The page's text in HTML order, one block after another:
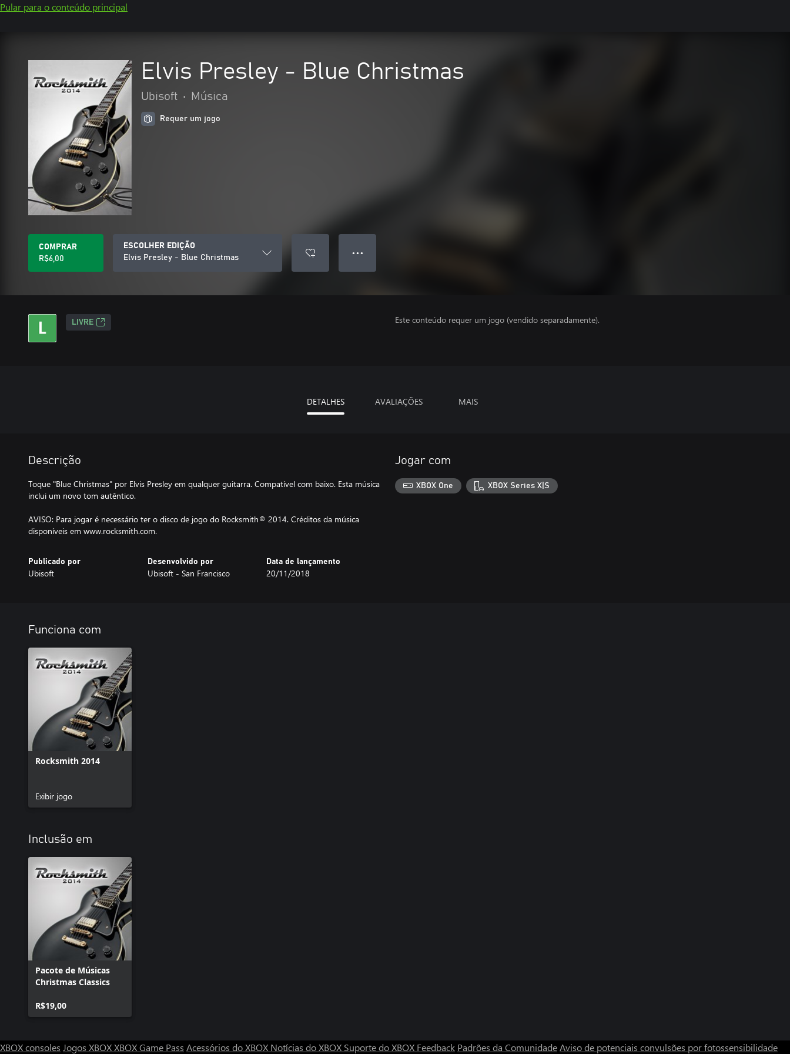
Pular para o conteúdo principal
Elvis Presley - Blue Christmas
Ubisoft • Música
Requer um jogo
COMPRAR
R$6,00
ESCOLHER EDIÇÃO
Elvis Presley - Blue Christmas
● ● ●
LIVRE Este conteúdo requer um jogo (vendido separadamente).
DETALHES AVALIAÇÕES MAIS
Descrição
Toque "Blue Christmas" por Elvis Presley em qualquer guitarra. Compatível com baixo. Esta música
inclui um novo tom autêntico.
AVISO: Para jogar é necessário ter o disco de jogo do Rocksmith® 2014. Créditos da música
disponíveis em www.rocksmith.com.
Publicado por
Ubisoft
Desenvolvido por
Ubisoft - San Francisco
Data de lançamento
20/11/2018
Jogar com
XBOX One XBOX Series X|S
Funciona com
Rocksmith 2014
Exibir jogo
Inclusão em
Pacote de Músicas
Christmas Classics
R$19,00
XBOX consoles Jogos XBOXXBOX Game Pass Acessórios do XBOX Notícias do XBOX Suporte do XBOX Feedback Padrões da ComunidadeAviso de potenciais convulsões por fotossensibilidade